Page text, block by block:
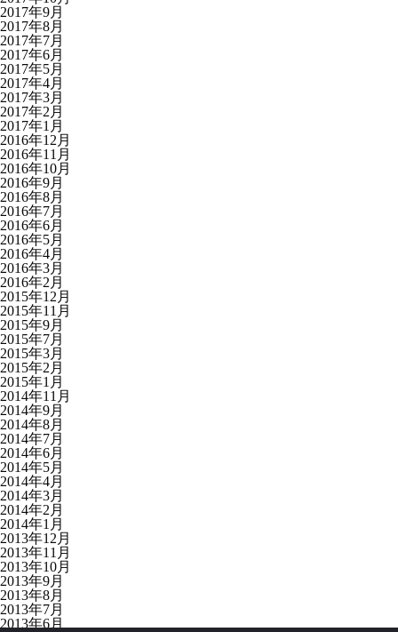
2017年9月
2017年8月
2017年7月
2017年6月
2017年5月
2017年4月
2017年3月
2017年2月
2017年1月
2016年12月
2016年11月
2016年10月
2016年9月
2016年8月
2016年7月
2016年6月
2016年5月
2016年4月
2016年3月
2016年2月
2015年12月
2015年11月
2015年9月
2015年7月
2015年3月
2015年2月
2015年1月
2014年11月
2014年9月
2014年8月
2014年7月
2014年6月
2014年5月
2014年4月
2014年3月
2014年2月
2014年1月
2013年12月
2013年11月
2013年10月
2013年9月
2013年8月
2013年7月
2013年6月